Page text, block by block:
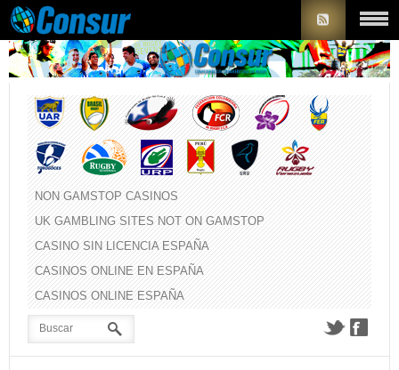
NON GAMSTOP CASINOS
UK GAMBLING SITES NOT ON GAMSTOP
CASINO SIN LICENCIA ESPAÑA
CASINOS ONLINE EN ESPAÑA
CASINOS ONLINE ESPAÑA